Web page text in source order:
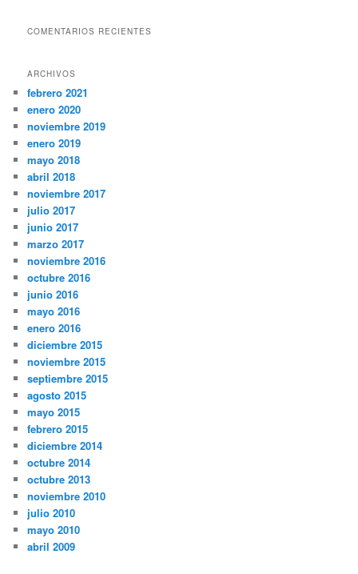
COMENTARIOS RECIENTES
ARCHIVOS
febrero 2021
enero 2020
noviembre 2019
enero 2019
mayo 2018
abril 2018
noviembre 2017
julio 2017
junio 2017
marzo 2017
noviembre 2016
octubre 2016
junio 2016
mayo 2016
enero 2016
diciembre 2015
noviembre 2015
septiembre 2015
agosto 2015
mayo 2015
febrero 2015
diciembre 2014
octubre 2014
octubre 2013
noviembre 2010
julio 2010
mayo 2010
abril 2009